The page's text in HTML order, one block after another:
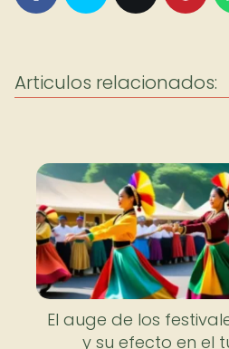
Articulos relacionados:
El auge de los
y su efecto en el